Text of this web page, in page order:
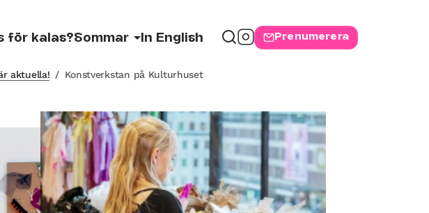
för kalas?Sommar In English Prenumerera
aktuella! / Konstverkstan på Kulturhuset